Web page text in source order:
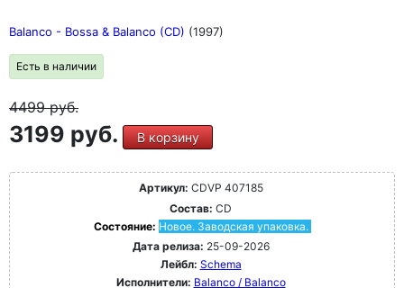
Balanco - Bossa & Balanco (CD) (1997)
Есть в наличии
4499руб.
3199 руб. В корзину
Артикул: CDVP 407185
Состав: CD
Состояние: Новое. Заводская упаковка.
Дата релиза: 25-09-2026
Лейбл: Schema
Исполнители: Balanco / Balanco